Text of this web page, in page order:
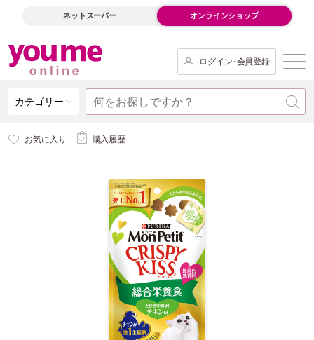
ネットスーパー オンラインショップ
ログイン･会員登録
カテゴリー
お気に入り 購入履歴